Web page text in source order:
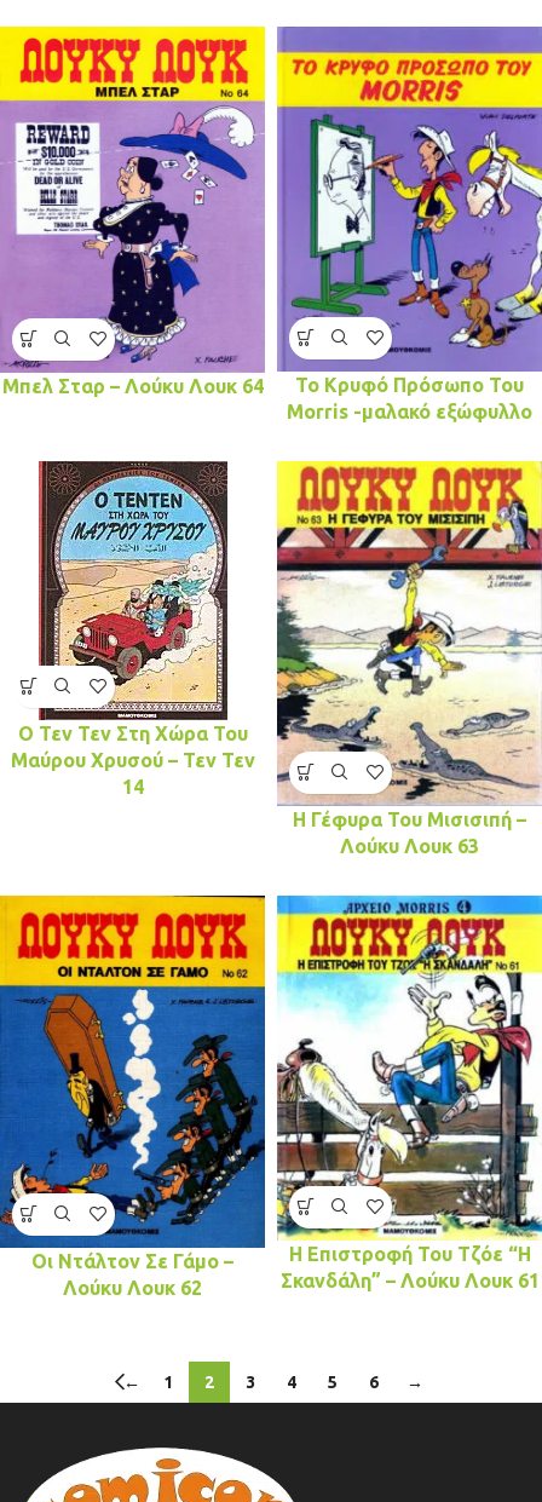
Μπελ Σταρ – Λούκυ Λουκ 64
Το Κρυφό Πρόσωπο Του
Morris -μαλακό εξώφυλλο
Ο Τεν Τεν Στη Χώρα Του
Μαύρου Χρυσού – Τεν Τεν
14
Η Γέφυρα Του Μισισιπή –
Λούκυ Λουκ 63
Οι Ντάλτον Σε Γάμο –
Λούκυ Λουκ 62
Η Επιστροφή Του Τζόε “Η
Σκανδάλη” – Λούκυ Λουκ 61
← 1 2 3 4 5 6 →